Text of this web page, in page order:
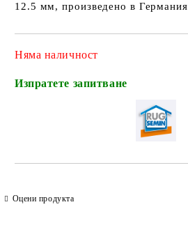
12.5 мм, произведено в Германия
Няма наличност
Изпратете запитване
Оцени продукта